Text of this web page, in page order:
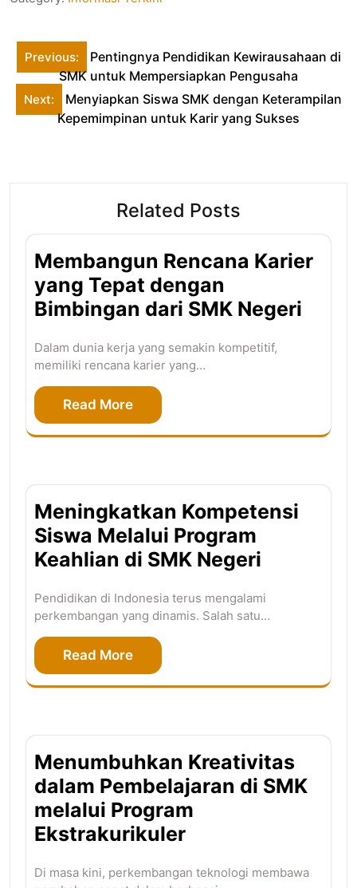
Post
navigation
Previous:
Pentingnya Pendidikan Kewirausahaan di
SMK untuk Mempersiapkan Pengusaha
Next:
Menyiapkan Siswa SMK dengan Keterampilan
Kepemimpinan untuk Karir yang Sukses
Related Posts
Membangun Rencana Karier
yang Tepat dengan
Bimbingan dari SMK Negeri
Dalam dunia kerja yang semakin kompetitif,
memiliki rencana karier yang…
Read More
Meningkatkan Kompetensi
Siswa Melalui Program
Keahlian di SMK Negeri
Pendidikan di Indonesia terus mengalami
perkembangan yang dinamis. Salah satu…
Read More
Menumbuhkan Kreativitas
dalam Pembelajaran di SMK
melalui Program
Ekstrakurikuler
Di masa kini, perkembangan teknologi membawa